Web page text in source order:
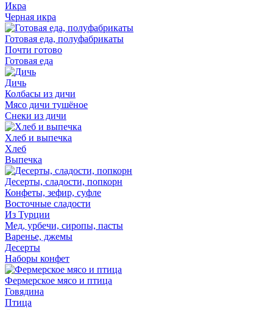
Икра
Черная икра
Готовая еда, полуфабрикаты
Почти готово
Готовая еда
Дичь
Колбасы из дичи
Мясо дичи тушёное
Снеки из дичи
Хлеб и выпечка
Хлеб
Выпечка
Десерты, сладости, попкорн
Конфеты, зефир, суфле
Восточные сладости
Из Турции
Мед, урбечи, сиропы, пасты
Варенье, джемы
Десерты
Наборы конфет
Фермерское мясо и птица
Говядина
Птица